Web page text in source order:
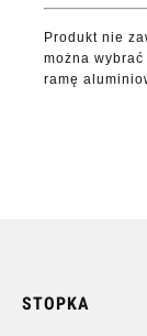
Produkt nie
można
ramę
STOPKA